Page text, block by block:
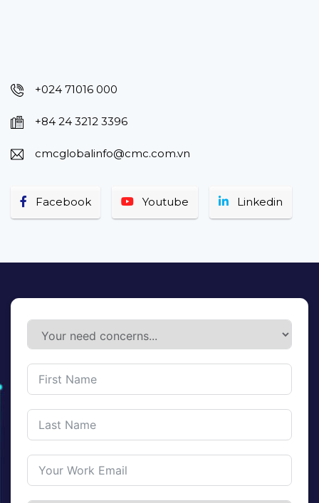
+024 71016 000
+84 24 3212 3396
cmcglobalinfo@cmc.com.vn
Facebook Youtube Linkedin